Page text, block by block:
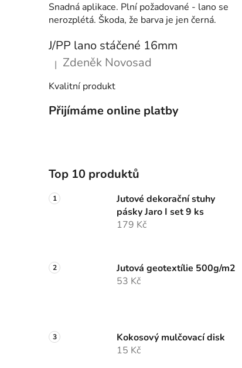
Snadná aplikace. Plní požadované - lano se
nerozplétá. Škoda, že barva je jen černá.
J/PP lano stáčené 16mm
Hodnocení produktu je 5 z 5 hvězdiček.
| Zdeněk Novosad
Kvalitní produkt
Přijímáme online platby
Top 10 produktů
Jutové dekorační stuhy
pásky Jaro I set 9 ks
179 Kč
Jutová geotextílie 500g/m2
53 Kč
Kokosový mulčovací disk
15 Kč